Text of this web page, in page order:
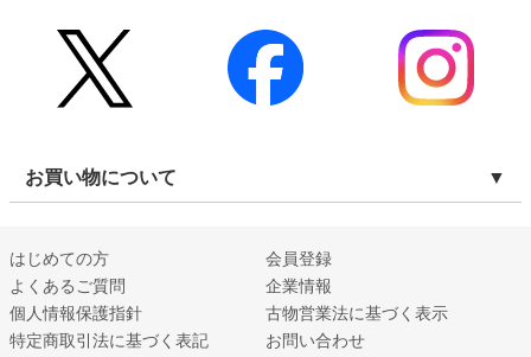
お買い物について
はじめての方
会員登録
よくあるご質問
企業情報
個人情報保護指針
古物営業法に基づく表示
特定商取引法に基づく表記
お問い合わせ